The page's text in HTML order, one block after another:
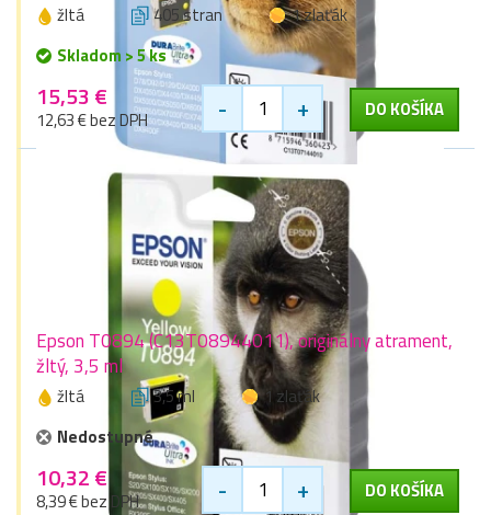
žltá 405 stran
1 zlaťák
Skladom > 5 ks
15,53 €
12,63 € bez DPH - + DO KOŠÍKA
Epson T0894 (C13T08944011), originálny atrament,
žltý, 3,5 ml
žltá 3,5 ml
1 zlaťák
Nedostupné
10,32 €
8,39 € bez DPH - + DO KOŠÍKA